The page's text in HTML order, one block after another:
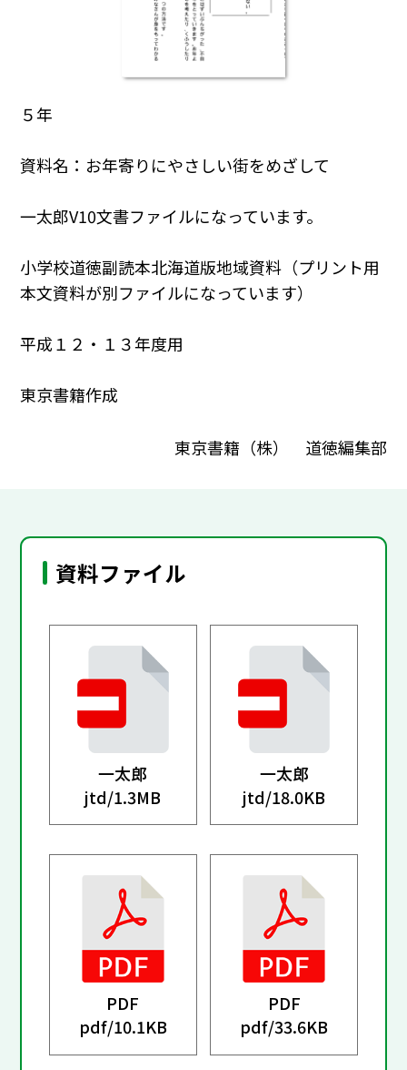
５年
資料名：お年寄りにやさしい街をめざして
一太郎V10文書ファイルになっています。
小学校道徳副読本北海道版地域資料（プリント用
本文資料が別ファイルになっています）
平成１２・１３年度用
東京書籍作成
東京書籍（株） 道徳編集部
資料ファイル
一太郎
jtd/1.3MB
一太郎
jtd/18.0KB
PDF
pdf/10.1KB
PDF
pdf/33.6KB